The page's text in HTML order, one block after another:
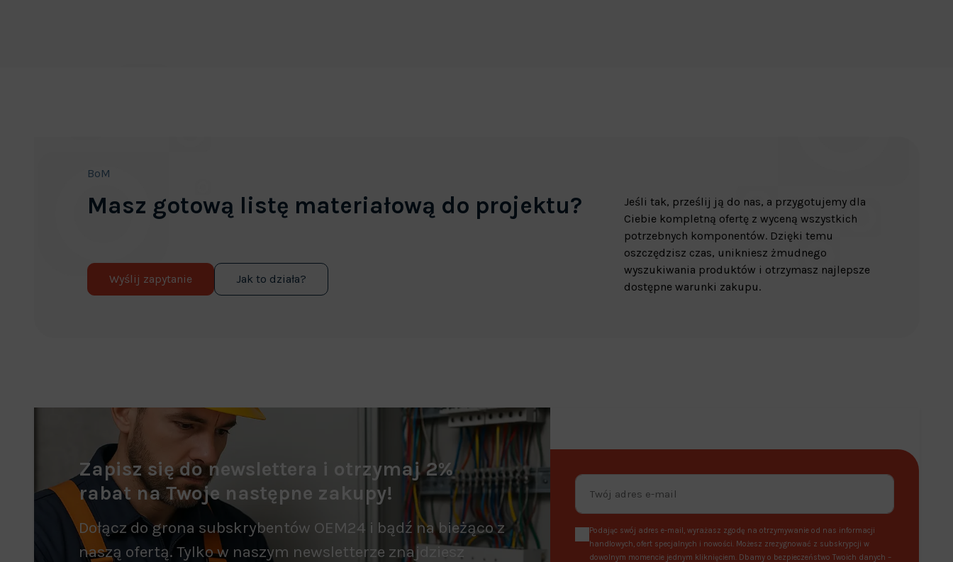
BoM
Masz gotową listę materiałową do projektu?
Wyślij zapytanie Jak to działa?
Jeśli tak, prześlij ją do nas, a przygotujemy dla
Ciebie kompletną ofertę z wyceną wszystkich
potrzebnych komponentów. Dzięki temu
oszczędzisz czas, unikniesz żmudnego
wyszukiwania produktów i otrzymasz najlepsze
dostępne warunki zakupu.
Zapisz się do newslettera i otrzymaj 2%
rabat na Twoje następne zakupy!
Dołącz do grona subskrybentów OEM24 i bądź na bieżąco z
naszą ofertą. Tylko w naszym newsletterze znajdziesz
Podając swój adres e-mail, wyrażasz zgodę na otrzymywanie od nas informacji
handlowych, ofert specjalnych i nowości. Możesz zrezygnować z subskrypcji w
dowolnym momencie jednym kliknięciem. Dbamy o bezpieczeństwo Twoich danych –